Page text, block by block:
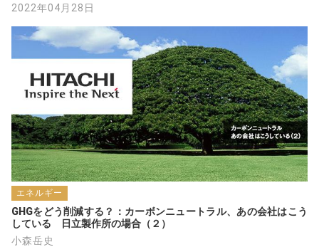
PS
ソーラーシェアリングの動画です。
Solar Panels Plus Farming? Agrivoltaics
Explained
2021/10/05
https://www.youtube.com/watch?v=lgZBlD-
TCFE
2022年04月28日
エネルギー
GHGをどう削減する？：カーボンニュートラル、あの会社はこう
している　日立製作所の場合（２）
小森岳史